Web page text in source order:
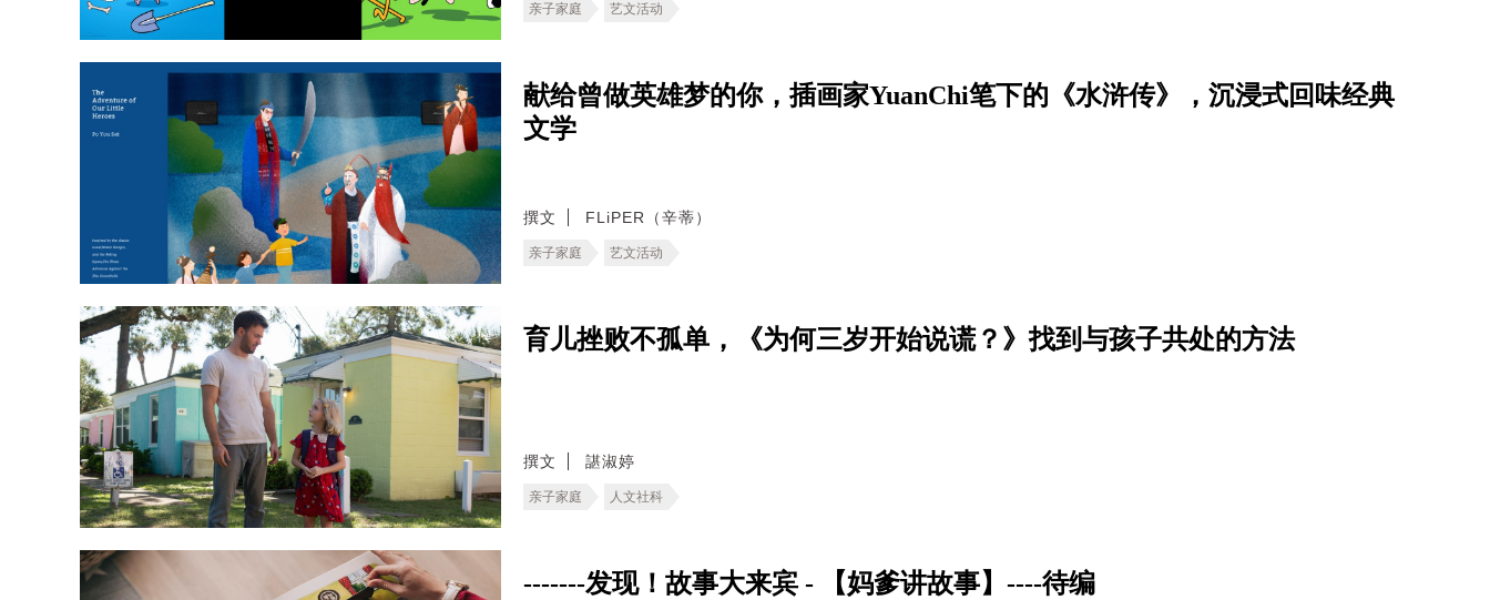
亲子家庭 艺文活动
献给曾做英雄梦的你，插画家YuanChi笔下的《水浒传》，沉浸式回味经典
文学
撰文 FLiPER（辛蒂）
亲子家庭 艺文活动
育儿挫败不孤单，《为何三岁开始说谎？》找到与孩子共处的方法
撰文 諶淑婷
亲子家庭 人文社科
-------发现！故事大来宾 - 【妈爹讲故事】----待编